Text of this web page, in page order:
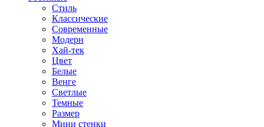
Стиль
Классические
Современные
Модерн
Хай-тек
Цвет
Белые
Венге
Светлые
Темные
Размер
Мини стенки